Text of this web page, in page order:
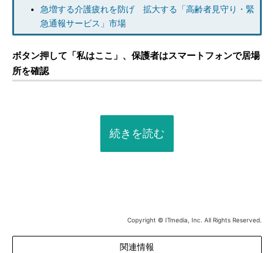
急増する介護疲れを防げ 拡大する「高齢者見守り・緊
急通報サービス」市場
ボタン押して「私はここ」、保護者はスマートフォンで居場
所を確認
続きを読む
Copyright © ITmedia, Inc. All Rights Reserved.
関連情報